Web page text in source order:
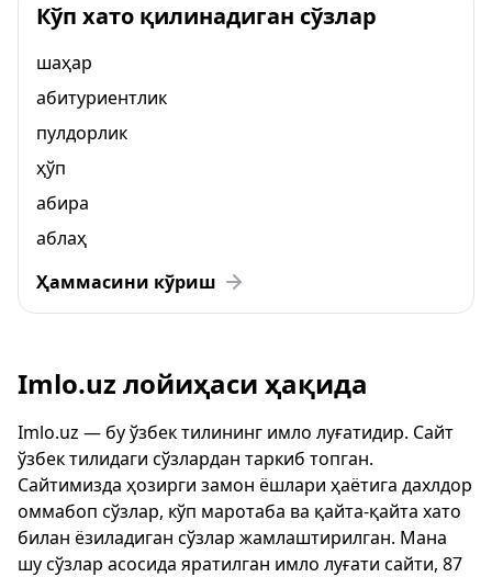
Кўп хато қилинадиган сўзлар
шаҳар
абитуриентлик
пулдорлик
ҳўп
абира
аблаҳ
Ҳаммасини кўриш
Imlo.uz лойиҳаси ҳақида
Imlo.uz — бу ўзбек тилининг имло луғатидир. Сайт
ўзбек тилидаги сўзлардан таркиб топган.
Сайтимизда ҳозирги замон ёшлари ҳаётига дахлдор
оммабоп сўзлар, кўп маротаба ва қайта-қайта хато
билан ёзиладиган сўзлар жамлаштирилган. Мана
шу сўзлар асосида яратилган имло луғати сайти, 87